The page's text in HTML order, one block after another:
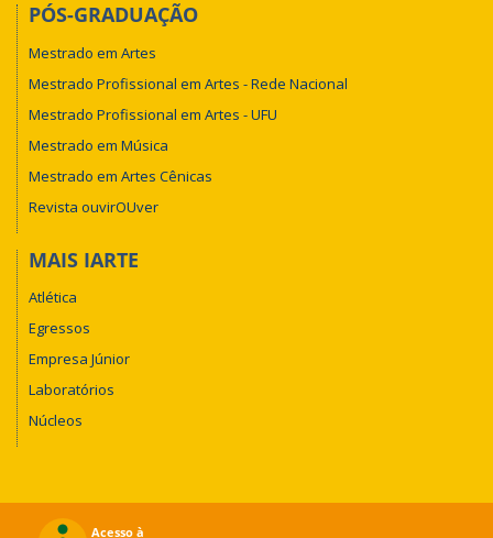
PÓS-GRADUAÇÃO
Mestrado em Artes
Mestrado Profissional em Artes - Rede Nacional
Mestrado Profissional em Artes - UFU
Mestrado em Música
Mestrado em Artes Cênicas
Revista ouvirOUver
MAIS IARTE
Atlética
Egressos
Empresa Júnior
Laboratórios
Núcleos